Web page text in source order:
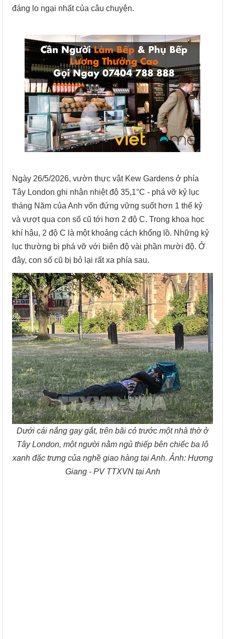
đáng lo ngại nhất của câu chuyện.
Ngày 26/5/2026, vườn thực vật Kew Gardens ở phía
Tây London ghi nhận nhiệt độ 35,1°C - phá vỡ kỷ lục
tháng Năm của Anh vốn đứng vững suốt hơn 1 thế kỷ
và vượt qua con số cũ tới hơn 2 độ C. Trong khoa học
khí hậu, 2 độ C là một khoảng cách khổng lồ. Những kỷ
lục thường bị phá vỡ với biên độ vài phần mười độ. Ở
đây, con số cũ bị bỏ lại rất xa phía sau.
Dưới cái nắng gay gắt, trên bãi cỏ trước một nhà thờ ở
Tây London, một người nằm ngủ thiếp bên chiếc ba lô
xanh đặc trưng của nghề giao hàng tại Anh. Ảnh: Hương
Giang - PV TTXVN tại Anh